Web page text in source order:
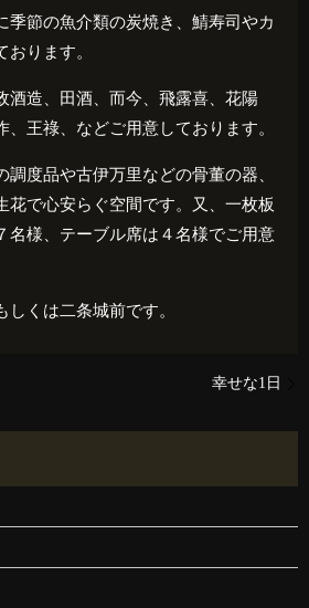
季節の魚介類の炭焼き、鯖寿司やカ
おります。
酒造、田酒、而今、飛露喜、花陽
、王祿、などご用意しております。
調度品や古伊万里などの骨董の器、
花で心安らぐ空間です。又、一枚板
名様、テーブル席は４名様でご用意
くは二条城前です。
幸せな1日